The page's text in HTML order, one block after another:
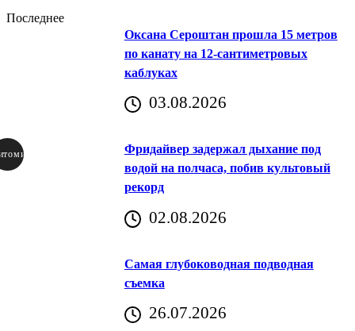
Последнее
Оксана Сероштан прошла 15 метров
по канату на 12-сантиметровых
каблуках
03.08.2026
Фридайвер задержал дыхание под
водой на полчаса, побив культовый
рекорд
02.08.2026
Самая глубоководная подводная
съемка
26.07.2026